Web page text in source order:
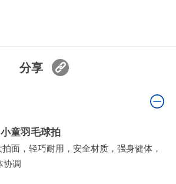
分享
童羽毛球拍
面，轻巧耐用，安全材质，强身健体，
协调